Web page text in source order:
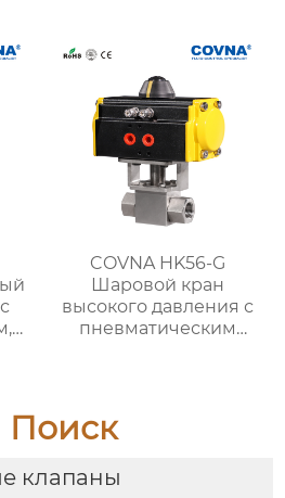
COVNA HK56-G
Шаровой кран
высокого давления с
пневматическим
Поиск
клапаны